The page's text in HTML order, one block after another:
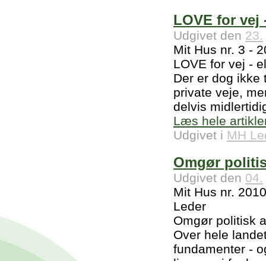
LOVE for
Udgivet den 23.
Mit Hus nr. 3 -
LOVE for vej -
Der er dog ikke
private veje,
delvis
Læs hele
Udgivet i MH
Omgør
Udgivet den 04.
Mit Hus nr.
Leder
Omgør politisk
Over hele
fundamenter -